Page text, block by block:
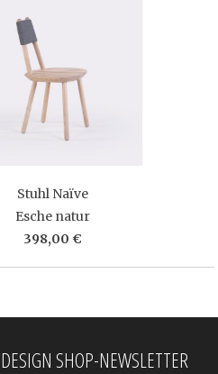
Stuhl Naïve
Esche natur
398,00 €
SHOP-NEWSLETTER